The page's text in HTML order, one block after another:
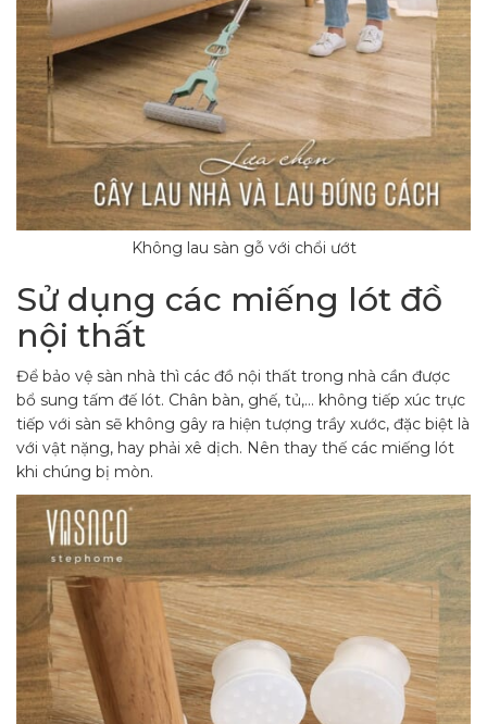
Không lau sàn gỗ với chổi ướt
Sử dụng các miếng lót đồ
nội thất
Để bảo vệ sàn nhà thì các đồ nội thất trong nhà cần được
bổ sung tấm đế lót. Chân bàn, ghế, tủ,… không tiếp xúc trực
tiếp với sàn sẽ không gây ra hiện tượng trầy xước, đặc biệt là
với vật nặng, hay phải xê dịch. Nên thay thế các miếng lót
khi chúng bị mòn.